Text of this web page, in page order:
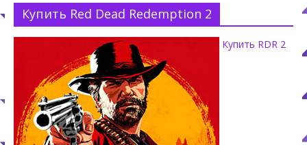
Купить Red Dead Redemption 2
Купить RDR 2